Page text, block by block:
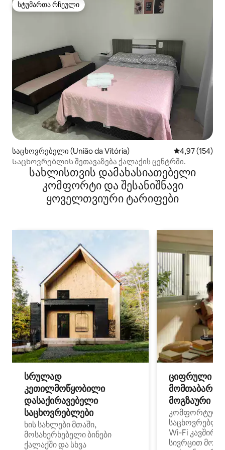
სტუმართა რჩეული
სტუმართა რჩეული
საცხოვრებელი (União da Vitória) საშუალო
4,97 (154)
Საცხოვრებლის შეთავაზება ქალაქის ცენტრში.
სახლისთვის დამახასიათებელი
კომფორტი და შესანიშნავი
ყოველთვიური ტარიფები
სრულად
კეთილმოწყობილი
დასაქირავებელი
საცხოვრებლები
ხის სახლები მთაში,
მოსახერხებელი ბინები
ქალაქში და სხვა
ციფრული
მოგზაური
კომფორტული
Wi‑Fi
სივრცით